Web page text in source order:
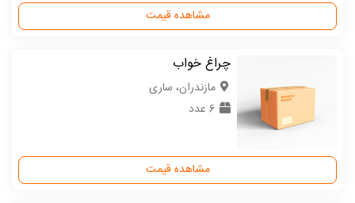
مشاهده قیمت
چراغ خواب
مازندران، ساری
6 عدد
مشاهده قیمت